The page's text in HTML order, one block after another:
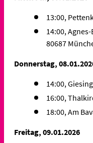
13:00,
14:00,
80687
Donnerstag,
14:00,
16:00,
18:00, Am
Freitag, 09.01.2026